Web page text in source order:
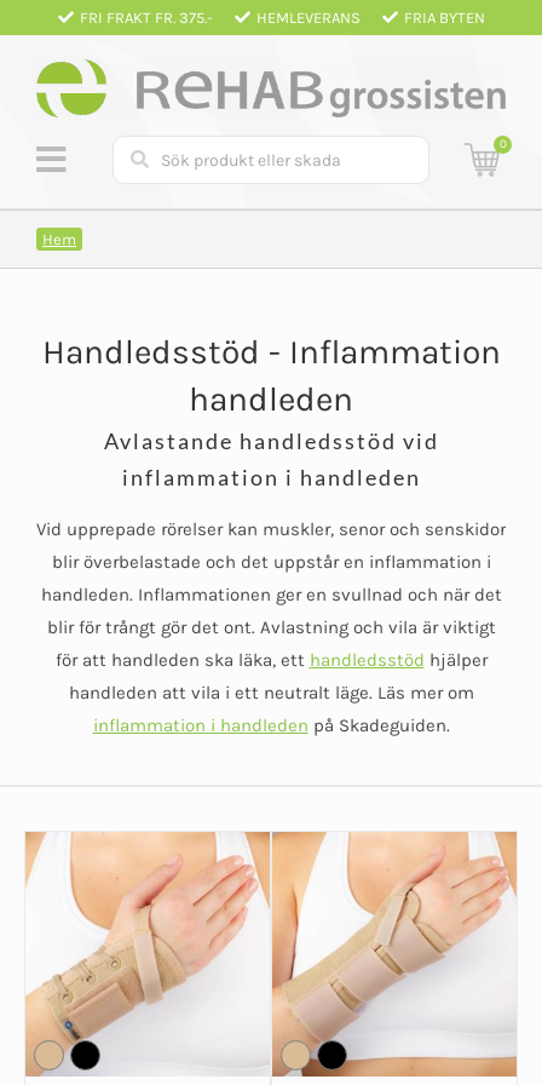
Fortsätt
innehållet
FRI FRAKT FR. 375.- HEMLEVERANS FRIA BYTEN
0
Hem
Handledsstöd - Inflammation
handleden
Avlastande handledsstöd vid
inflammation i handleden
Vid upprepade rörelser kan muskler, senor och senskidor
blir överbelastade och det uppstår en inflammation i
handleden. Inflammationen ger en svullnad och när det
blir för trångt gör det ont. Avlastning och vila är viktigt
för att handleden ska läka, ett handledsstöd hjälper
handleden att vila i ett neutralt läge. Läs mer om
inflammation i handleden på Skadeguiden.